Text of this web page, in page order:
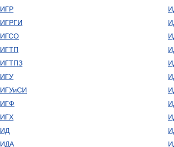
ИГР
ИГРГИ
ИГСО
ИГТП
ИГТПЗ
ИГУ
ИГУиСИ
ИГФ
ИГХ
ИД
ИДА